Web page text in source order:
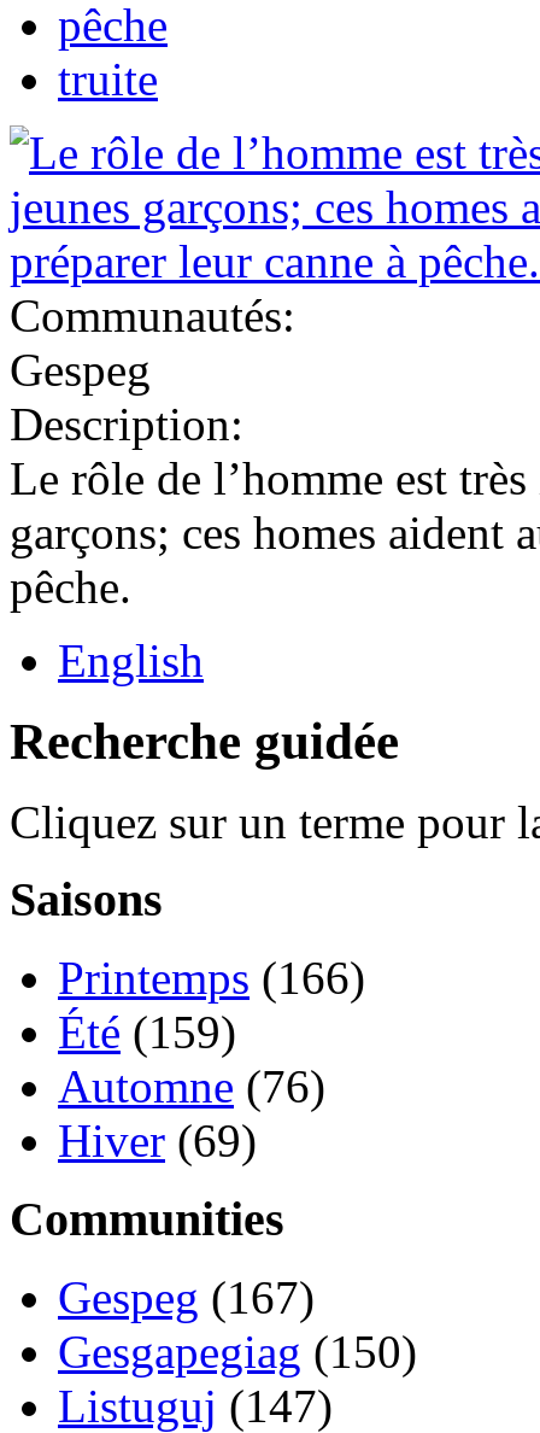
pêche
truite
Communautés:
Gespeg
Description:
Le rôle de l’homme est
garçons; ces homes aident
pêche.
English
Recherche guidée
Cliquez sur un terme pour
Saisons
Printemps (166)
Été (159)
Automne (76)
Hiver (69)
Communities
Gespeg (167)
Gesgapegiag (150)
Listuguj (147)